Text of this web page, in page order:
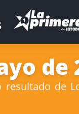
de
de